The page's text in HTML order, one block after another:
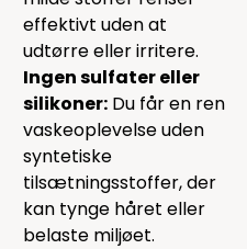
effektivt uden at
udtørre eller irritere.
Ingen sulfater eller
silikoner: Du får en ren
vaskeoplevelse uden
syntetiske
tilsætningsstoffer, der
kan tynge håret eller
belaste miljøet.